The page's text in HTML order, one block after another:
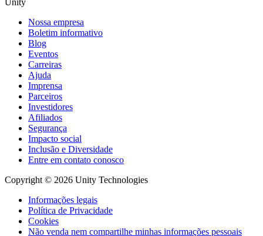
Unity
Nossa empresa
Boletim informativo
Blog
Eventos
Carreiras
Ajuda
Imprensa
Parceiros
Investidores
Afiliados
Segurança
Impacto social
Inclusão e Diversidade
Entre em contato conosco
Copyright © 2026 Unity Technologies
Informações legais
Política de Privacidade
Cookies
Não venda nem compartilhe minhas informações pessoais